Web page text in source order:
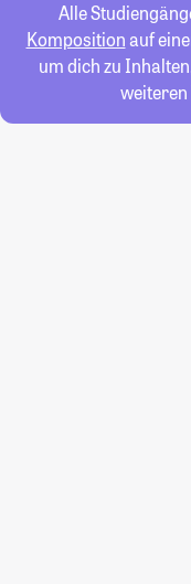
Alle
Kompositionauf
um dich zu